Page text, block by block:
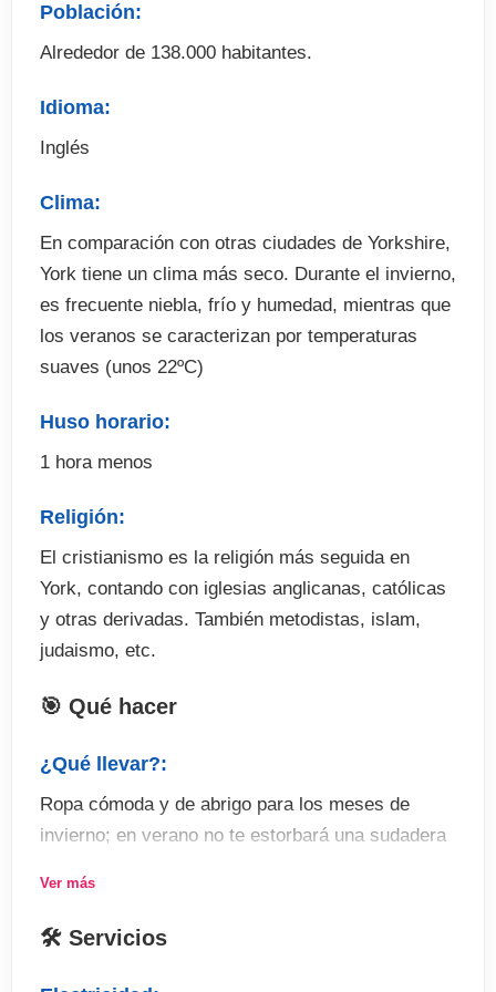
. 3 actividades culturales a la semana
. Materiales
. Informe personalizado
El precio no incluye
. Billete de avión
. Excursiones fuera de programa
Población:
Alrededor de 138.000 habitantes.
Idioma:
Inglés
Clima:
En comparación con otras ciudades de Yorkshire,
York tiene un clima más seco. Durante el invierno,
es frecuente niebla, frío y humedad, mientras que
los veranos se caracterizan por temperaturas
suaves (unos 22ºC)
Huso horario:
1 hora menos
Religión:
El cristianismo es la religión más seguida en
York, contando con iglesias anglicanas, católicas
y otras derivadas. También metodistas, islam,
judaismo, etc.
🎯 Qué hacer
¿Qué llevar?:
Ropa cómoda y de abrigo para los meses de
invierno; en verano no te estorbará una sudadera
Actividades:
Ver más
🛠 Servicios